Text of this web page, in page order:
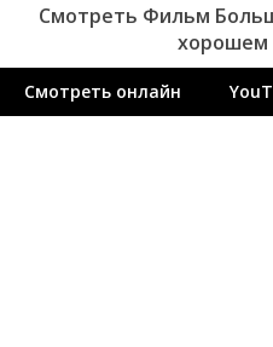
Смотреть Фильм
хорошем
Смотреть онлайн